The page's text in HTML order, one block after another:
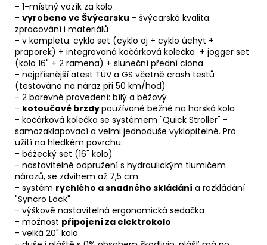
- 1-místný vozík za kolo
- vyrobeno ve Švýcarsku - švýcarská kvalita
zpracování i materiálů
- v kompletu: cyklo set (cyklo oj + cyklo úchyt +
praporek) + integrovaná kočárková kolečka + jogger set
(kolo 16" + 2 ramena) + sluneční přední clona
- nejpřísnější atest TÜV a GS včetně crash testů
(testováno na náraz při 50 km/hod)
- 2 barevné provedení: bílý a béžový
- kotoučové brzdypoužívané běžně na horská kola
- kočárková kolečka se systémem "Quick Stroller" -
samozaklapovací a velmi jednoduše vyklopitelné. Pro
užití na hledkém povrchu.
- běžecký set (16" kolo)
- nastavitelné odpružení s hydraulickým tlumičem
nárazů, se zdvihem až 7,5 cm
- systém rychlého a snadného skládání a rozkládání
"Syncro Lock"
- výškově nastavitelná ergonomická sedačka
- možnost připojení za elektrokolo
- velká 20" kola